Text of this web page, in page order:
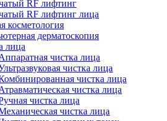
RF лифтинг
RF лифтинг лица
косметология
дерматоскопия
лица
чистка лица
чистка лица
чистка лица
чистка лица
чистка лица
чистка лица